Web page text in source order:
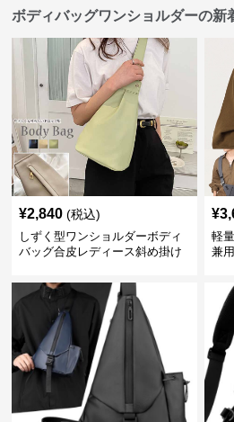
ボディバッグワンショルダーの新
¥2,840 (税込)
しずく型ワンショルダーボディ
バッグ合皮レディース斜め掛け
¥
軽
兼